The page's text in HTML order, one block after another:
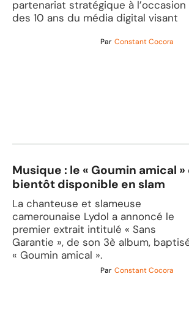
partenariat stratégique à l’occasion
des 10 ans du média digital visant
Par Constant Cocora
Musique : le « Goumin amical
bientôt disponible en slam
La chanteuse et slameuse
camerounaise Lydol a annoncé le
premier extrait intitulé « Sans
Garantie », de son 3è album,
« Goumin amical ».
Par Constant Cocora